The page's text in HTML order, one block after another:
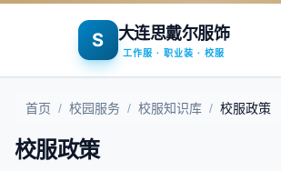
S 大连思戴尔服饰
工作服 · 职业装 · 校服
首页 / 校园服务 / 校服知识库 / 校服政策
校服政策